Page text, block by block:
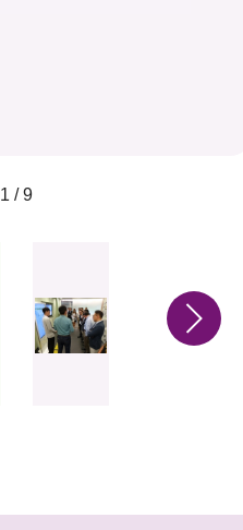
1 / 9